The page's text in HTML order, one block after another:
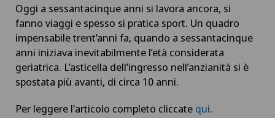
Oggi a sessantacinque anni si lavora ancora, si
fanno viaggi e spesso si pratica sport. Un quadro
impensabile trent’anni fa, quando a sessantacinque
anni iniziava inevitabilmente l’età considerata
geriatrica. L’asticella dell’ingresso nell’anzianità si è
spostata più avanti, di circa 10 anni.
Per leggere l'articolo completo cliccate qui.